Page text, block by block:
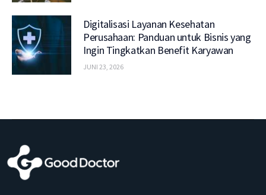
Digitalisasi Layanan Kesehatan
Perusahaan: Panduan untuk Bisnis yang
Ingin Tingkatkan Benefit Karyawan
JUNI 23, 2026